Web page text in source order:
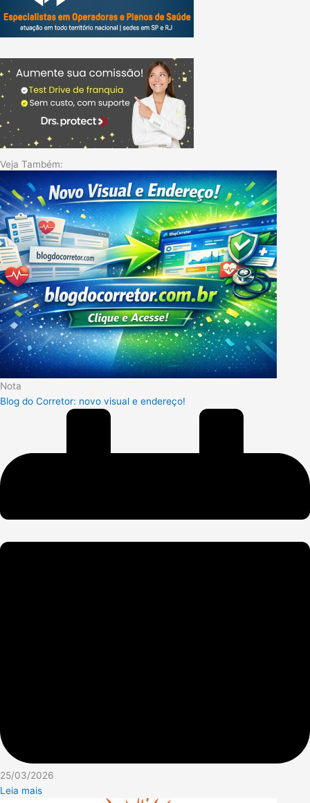
Veja Também:
Nota
Blog do Corretor: novo visual e endereço!
25/03/2026
Leia mais